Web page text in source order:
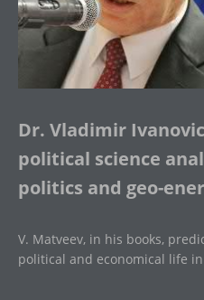
Dr. Vladimir
political science
politics and geo-
V. Matveev, in his books,
political and economical life